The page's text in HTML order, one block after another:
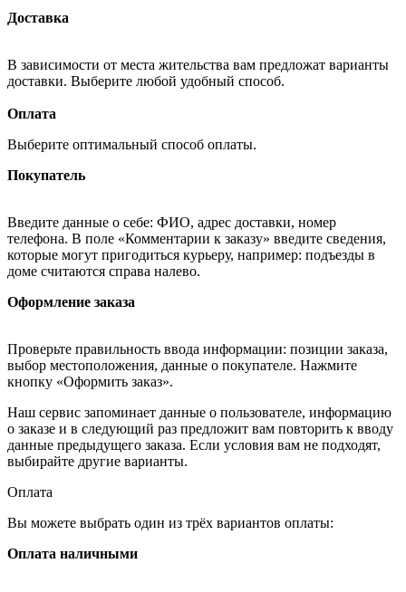
Доставка
В зависимости от места жительства вам предложат варианты
доставки. Выберите любой удобный способ.
Оплата
Выберите оптимальный способ оплаты.
Покупатель
Введите данные о себе: ФИО, адрес доставки, номер
телефона. В поле «Комментарии к заказу» введите сведения,
которые могут пригодиться курьеру, например: подъезды в
доме считаются справа налево.
Оформление заказа
Проверьте правильность ввода информации: позиции заказа,
выбор местоположения, данные о покупателе. Нажмите
кнопку «Оформить заказ».
Наш сервис запоминает данные о пользователе, информацию
о заказе и в следующий раз предложит вам повторить к вводу
данные предыдущего заказа. Если условия вам не подходят,
выбирайте другие варианты.
Оплата
Вы можете выбрать один из трёх вариантов оплаты:
Оплата наличными